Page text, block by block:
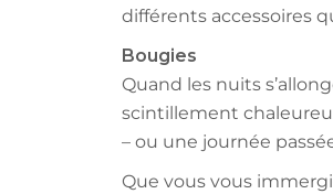
différents accessoires
Bougies
Quand les nuits
scintillement
– ou une journée
Que vous vous